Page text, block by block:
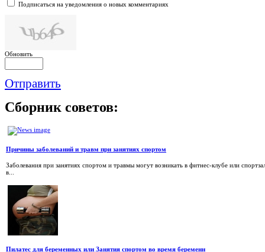
Подписаться на уведомления о новых комментариях
Обновить
Отправить
Сборник советов:
Причины заболеваний и травм при занятиях спортом
Заболевания при занятиях спортом и травмы могут возникать в фитнес-клубе или
в...
Пилатес для беременных или Занятия спортом во время беременн